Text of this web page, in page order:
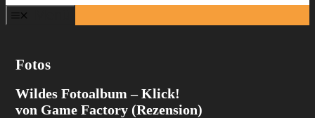
Fotos
Wildes Fotoalbum – Klick!
von Game Factory (Rezension)